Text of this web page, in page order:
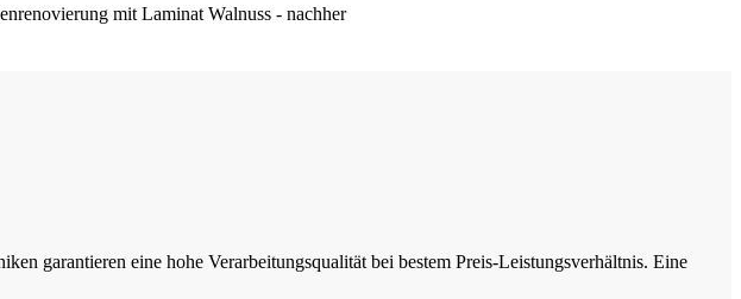
garantieren eine hohe Verarbeitungsqualität bei bestem Preis-Leistungsverhältnis. Eine